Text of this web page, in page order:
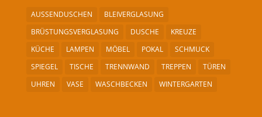
AUSSENDUSCHEN
BLEIVERGLASUNG
BRÜSTUNGSVERGLASUNG
DUSCHE
KREUZE
KÜCHE
LAMPEN MÖBEL POKAL
SCHMUCK
SPIEGEL
TISCHE TRENNWAND TREPPEN
TÜREN
UHREN
VASE WASCHBECKEN WINTERGARTEN